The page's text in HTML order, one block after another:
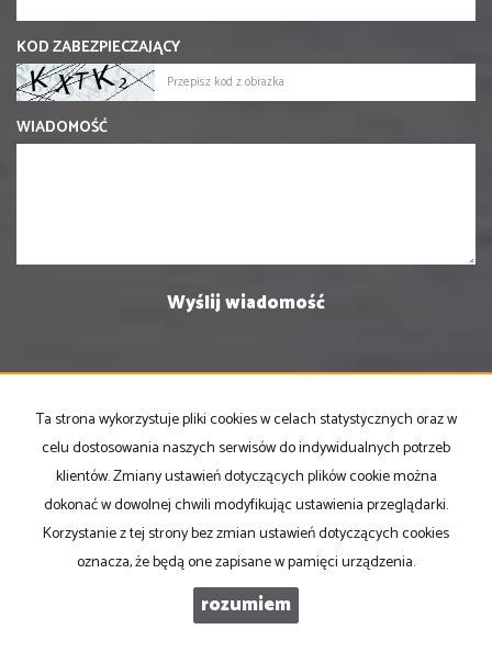
KOD ZABEZPIECZAJĄCY
WIADOMOŚĆ
PRONOVO Kordus
ul. Ku Słońcu 24F lokal 1
71-073 Szczecin
NIP
: 8521103669
: pon-pt w godz 10.00-17.00
Ta strona wykorzystuje pliki cookies w celach statystycznych oraz w
celu dostosowania naszych serwisów do indywidualnych potrzeb
klientów. Zmiany ustawień dotyczących plików cookie można
dokonać w dowolnej chwili modyfikując ustawienia przeglądarki.
Korzystanie z tej strony bez zmian ustawień dotyczących cookies
oznacza, że będą one zapisane w pamięci urządzenia.
rozumiem